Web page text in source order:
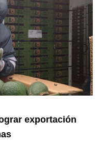
exportación